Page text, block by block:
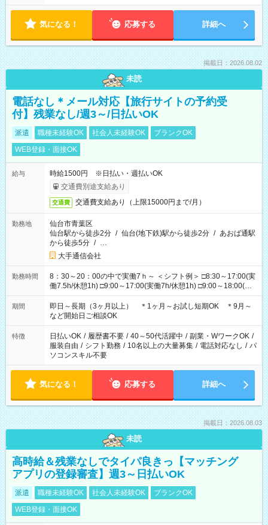
気になる！ 応募する 詳細へ
掲載日：2026.08.02
未読
電話なし＊メール対応【旅行サイトの予約受
付】残業なし/週3～/日払いOK
派遣 職種未経験OK 社会人未経験OK
ブランクOK
WEB登録・面接OK
給与
時給1500円 ※日払い・週払いOK
交通費別途支給あり
交通費 交通費支給あり（上限15000円まで/月）
勤務地
仙台市青葉区
仙台駅から徒歩2分 / 仙台(地下鉄)駅から徒歩2分 / あおば通駅
から徒歩5分 / …
大手通信会社
勤務時間
8：30～20：00の中で実働7ｈ～ ＜シフト例＞ □8:30～17:00(実
働7.5h/休憩1h) □9:00～17:00(実働7h/休憩1h) □9:00～18:00(実
働8h/休憩1h) □10:00～19:00(実働8h/休憩1h) □11:00～20:00(実
働8h/休憩1h) ＊時間固定ＯＫ
期間
即日～長期（3ヶ月以上） ＊1ヶ月～お試し短期OK ＊9月～
など開始日ご相談OK
特徴 日払いOK / 履歴書不要 / 40～50代活躍中 / 副業・WワークOK /
服装自由 / シフト勤務 / 10名以上の大量募集 / 電話対応なし / パ
ソコンスキル不要
気になる！ 応募する 詳細へ
掲載日：2026.08.03
未読
高時給＆残業なしでタイパ良きっ【マッチング
アプリの登録審査】週3～日払いOK
派遣 職種未経験OK 社会人未経験OK
ブランクOK
WEB登録・面接OK